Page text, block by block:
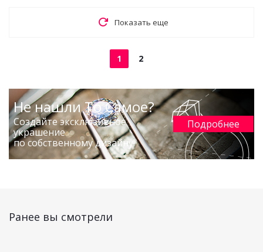
Показать еще
1 2
Не нашли То Самое?
Создайте эксклюзивное
украшение
по собственному дизайну!
Подробнее
Ранее вы смотрели